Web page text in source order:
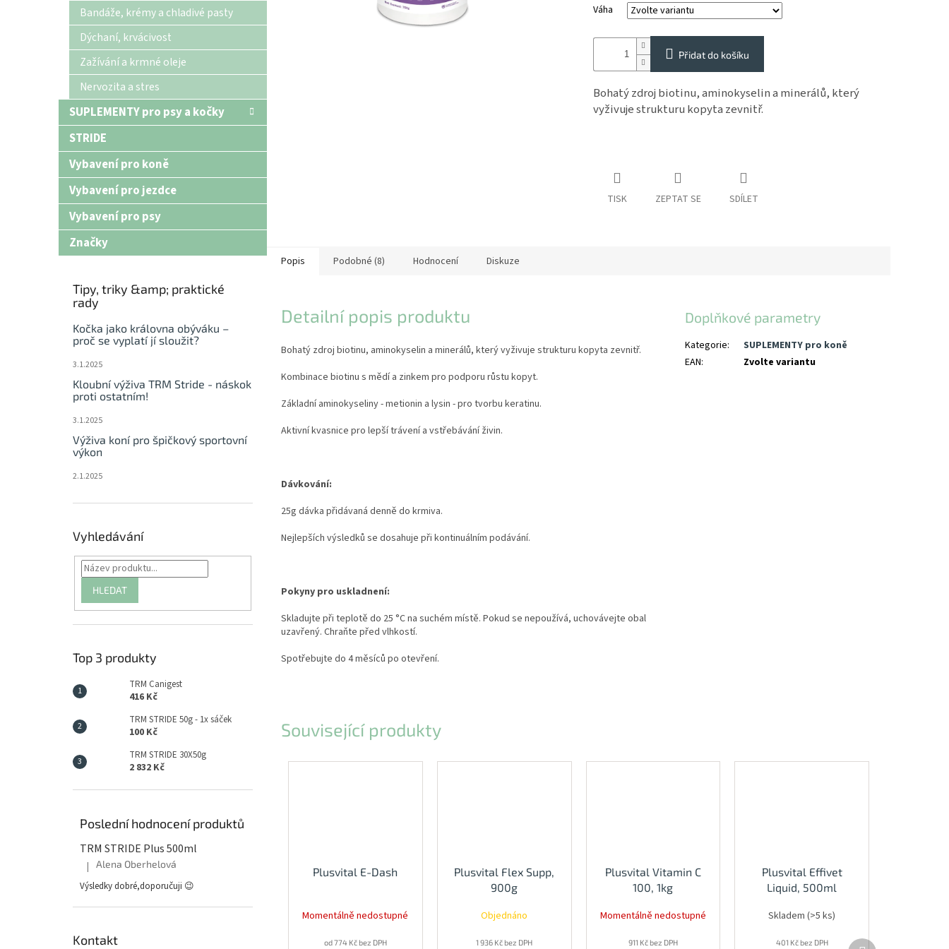
Bandáže, krémy a chladivé pasty
Dýchaní, krvácivost
Zažívání a krmné oleje
Nervozita a stres
SUPLEMENTY pro psy a kočky
STRIDE
Vybavení pro koně
Vybavení pro jezdce
Vybavení pro psy
Značky
Tipy, triky &amp; praktické
rady
Kočka jako královna obýváku –
proč se vyplatí jí sloužit?
3.1.2025
Kloubní výživa TRM Stride - náskok
proti ostatním!
3.1.2025
Výživa koní pro špičkový sportovní
výkon
2.1.2025
Vyhledávání
HLEDAT
Top 3 produkty
TRM Canigest
416 Kč
TRM STRIDE 50g - 1x sáček
100 Kč
TRM STRIDE 30X50g
2 832 Kč
Poslední hodnocení produktů
TRM STRIDE Plus 500ml
Hodnocení produktu je 5 z 5 hvězdiček.
| Alena Oberhelová
Výsledky dobré,doporučuji 😉
Kontakt
Váha
Přidat do košíku
Bohatý zdroj biotinu, aminokyselin a minerálů, který
vyživuje strukturu kopyta zevnitř.
TISK ZEPTAT SE SDÍLET
Související produkty
Plusvital E-Dash
Momentálně nedostupné
od 774 Kč bez DPH
Plusvital Flex Supp,
900g
Objednáno
1 936 Kč bez DPH
Plusvital Vitamin C
100, 1kg
Momentálně nedostupné
911 Kč bez DPH
Plusvital Effivet
Liquid, 500ml
Skladem(>5 ks)
401 Kč bez DPH
Další
Popis Podobné (8) Hodnocení Diskuze
Detailní popis produktu
Bohatý zdroj biotinu, aminokyselin a minerálů, který vyživuje strukturu kopyta zevnitř.
Kombinace biotinu s mědí a zinkem pro podporu růstu kopyt.
Základní aminokyseliny - metionin a lysin - pro tvorbu keratinu.
Aktivní kvasnice pro lepší trávení a vstřebávání živin.
Dávkování:
25g dávka přidávaná denně do krmiva.
Nejlepších výsledků se dosahuje při kontinuálním podávání.
Pokyny pro uskladnení:
Skladujte při teplotě do 25 °C na suchém místě. Pokud se nepoužívá, uchovávejte obal
uzavřený. Chraňte před vlhkostí.
Spotřebujte do 4 měsíců po otevření.
Doplňkové parametry
Kategorie:
SUPLEMENTY pro koně
EAN: Zvolte variantu